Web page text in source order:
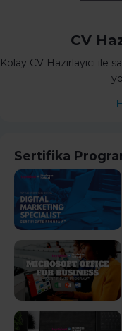
CV
Kolay CV Hazırlayıcı ile
Sertifika